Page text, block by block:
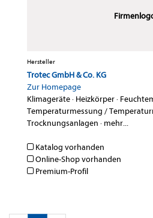
Hersteller
Trotec GmbH & Co. KG
Zur Homepage
Klimageräte· Heizkörper·
Temperaturmessung /
Trocknungsanlagen · mehr...
Katalog vorhanden
Online-Shop vorhanden
Premium-Profil